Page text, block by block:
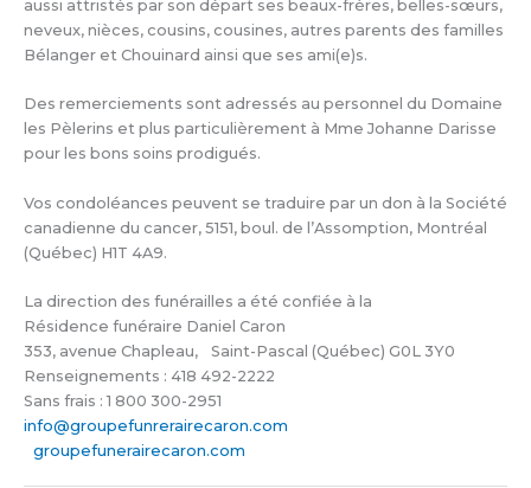
aussi attristés par son départ ses beaux-frères, belles-sœurs,
neveux, nièces, cousins, cousines, autres parents des familles
Bélanger et Chouinard ainsi que ses ami(e)s.
Des remerciements sont adressés au personnel du Domaine
les Pèlerins et plus particulièrement à Mme Johanne Darisse
pour les bons soins prodigués.
Vos condoléances peuvent se traduire par un don à la Société
canadienne du cancer, 5151, boul. de l’Assomption, Montréal
(Québec) H1T 4A9.
La direction des funérailles a été confiée à la
Résidence funéraire Daniel Caron
353, avenue Chapleau, Saint-Pascal (Québec) G0L 3Y0
Renseignements : 418 492-2222
Sans frais : 1 800 300-2951
info@groupefunrerairecaron.com
groupefunerairecaron.com